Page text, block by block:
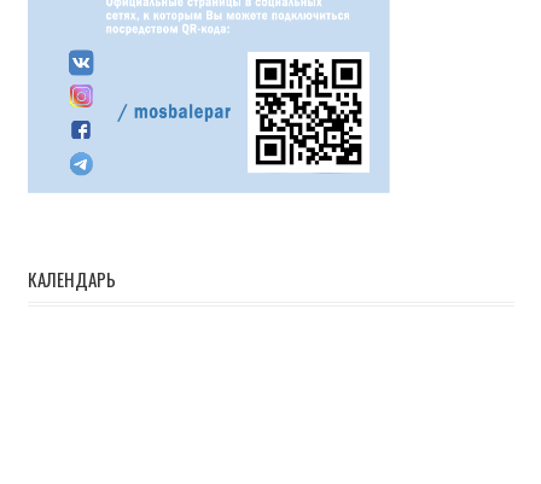
КАЛЕНДАРЬ